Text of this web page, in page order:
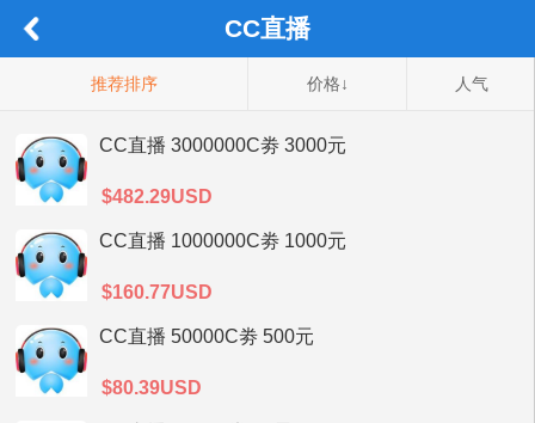
CC直播
推荐排序 价格↓ 人气
CC直播 3000000C劵 3000元
$482.29USD
CC直播 1000000C劵 1000元
$160.77USD
CC直播 50000C劵 500元
$80.39USD